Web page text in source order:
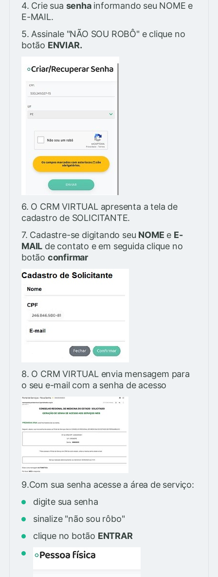
4. Crie sua senhainformando seu NOME e
E-MAIL.
5. Assinale "NÃO SOU ROBÔ" e clique no
botão ENVIAR.
6. O CRM VIRTUAL apresenta a tela de
cadastro de SOLICITANTE.
7. Cadastre-se digitando seu NOME e E-
MAIL de contato e em seguida clique no
botão confirmar
8. O CRM VIRTUAL envia mensagem para
o seu e-mail com a senha de acesso
9.Com sua senha acesse a área de serviço:
digite sua senha
sinalize "não sou rôbo"
clique no botão ENTRAR